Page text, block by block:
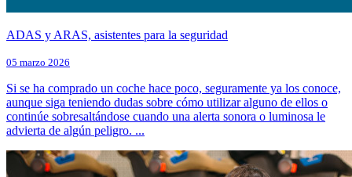
ADAS y ARAS, asistentes para la seguridad
05 marzo 2026
Si se ha comprado un coche hace poco, seguramente ya los conoce,
aunque siga teniendo dudas sobre cómo utilizar alguno de ellos o
continúe sobresaltándose cuando una alerta sonora o luminosa le
advierta de algún peligro. ...